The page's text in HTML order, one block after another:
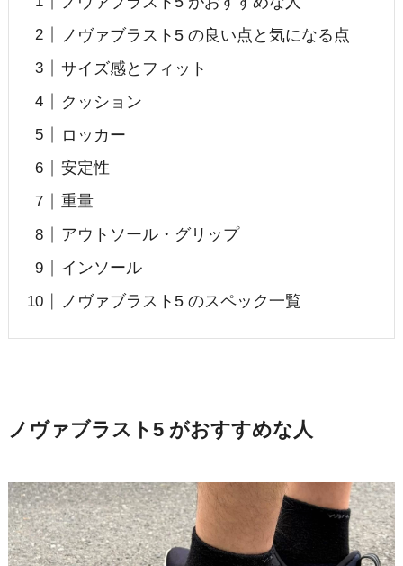
ノヴァブラスト5 の良い点と気になる点
サイズ感とフィット
クッション
ロッカー
安定性
重量
アウトソール・グリップ
インソール
ノヴァブラスト5 のスペック一覧
ノヴァブラスト5 がおすすめな人